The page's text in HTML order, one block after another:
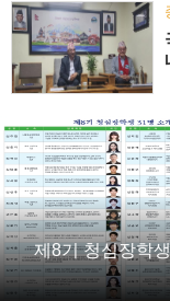
제8기 청심장학